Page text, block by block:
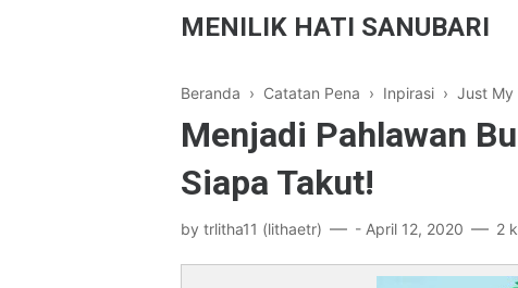
MENILIK HATI SANUBARI
Beranda › Catatan Pena › Inpirasi › Just My
Menjadi Pahlawan
Siapa Takut!
by trlitha11 (lithaetr) - April 12, 2020 2